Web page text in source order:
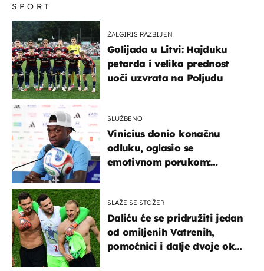
SPORT
ŽALGIRIS RAZBIJEN
Golijada u Litvi: Hajduku
petarda i velika prednost
uoči uzvrata na Poljudu
SLUŽBENO
Vinicius donio konačnu
odluku, oglasio se
emotivnom porukom:
SLAŽE SE STOŽER
Daliću će se pridružiti jedan
od omiljenih Vatrenih,
pomoćnici i dalje dvoje oko